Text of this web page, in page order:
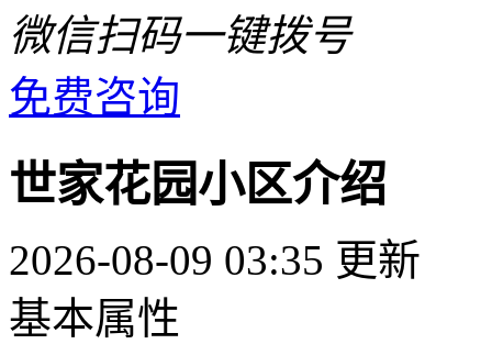
微信扫码一键拨号
免费咨询
世家花园小区介绍
2026-08-09 03:35 更新
基本属性